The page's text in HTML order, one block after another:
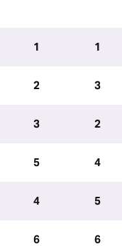
1 1
2 3
3 2
5 4
4 5
6 6